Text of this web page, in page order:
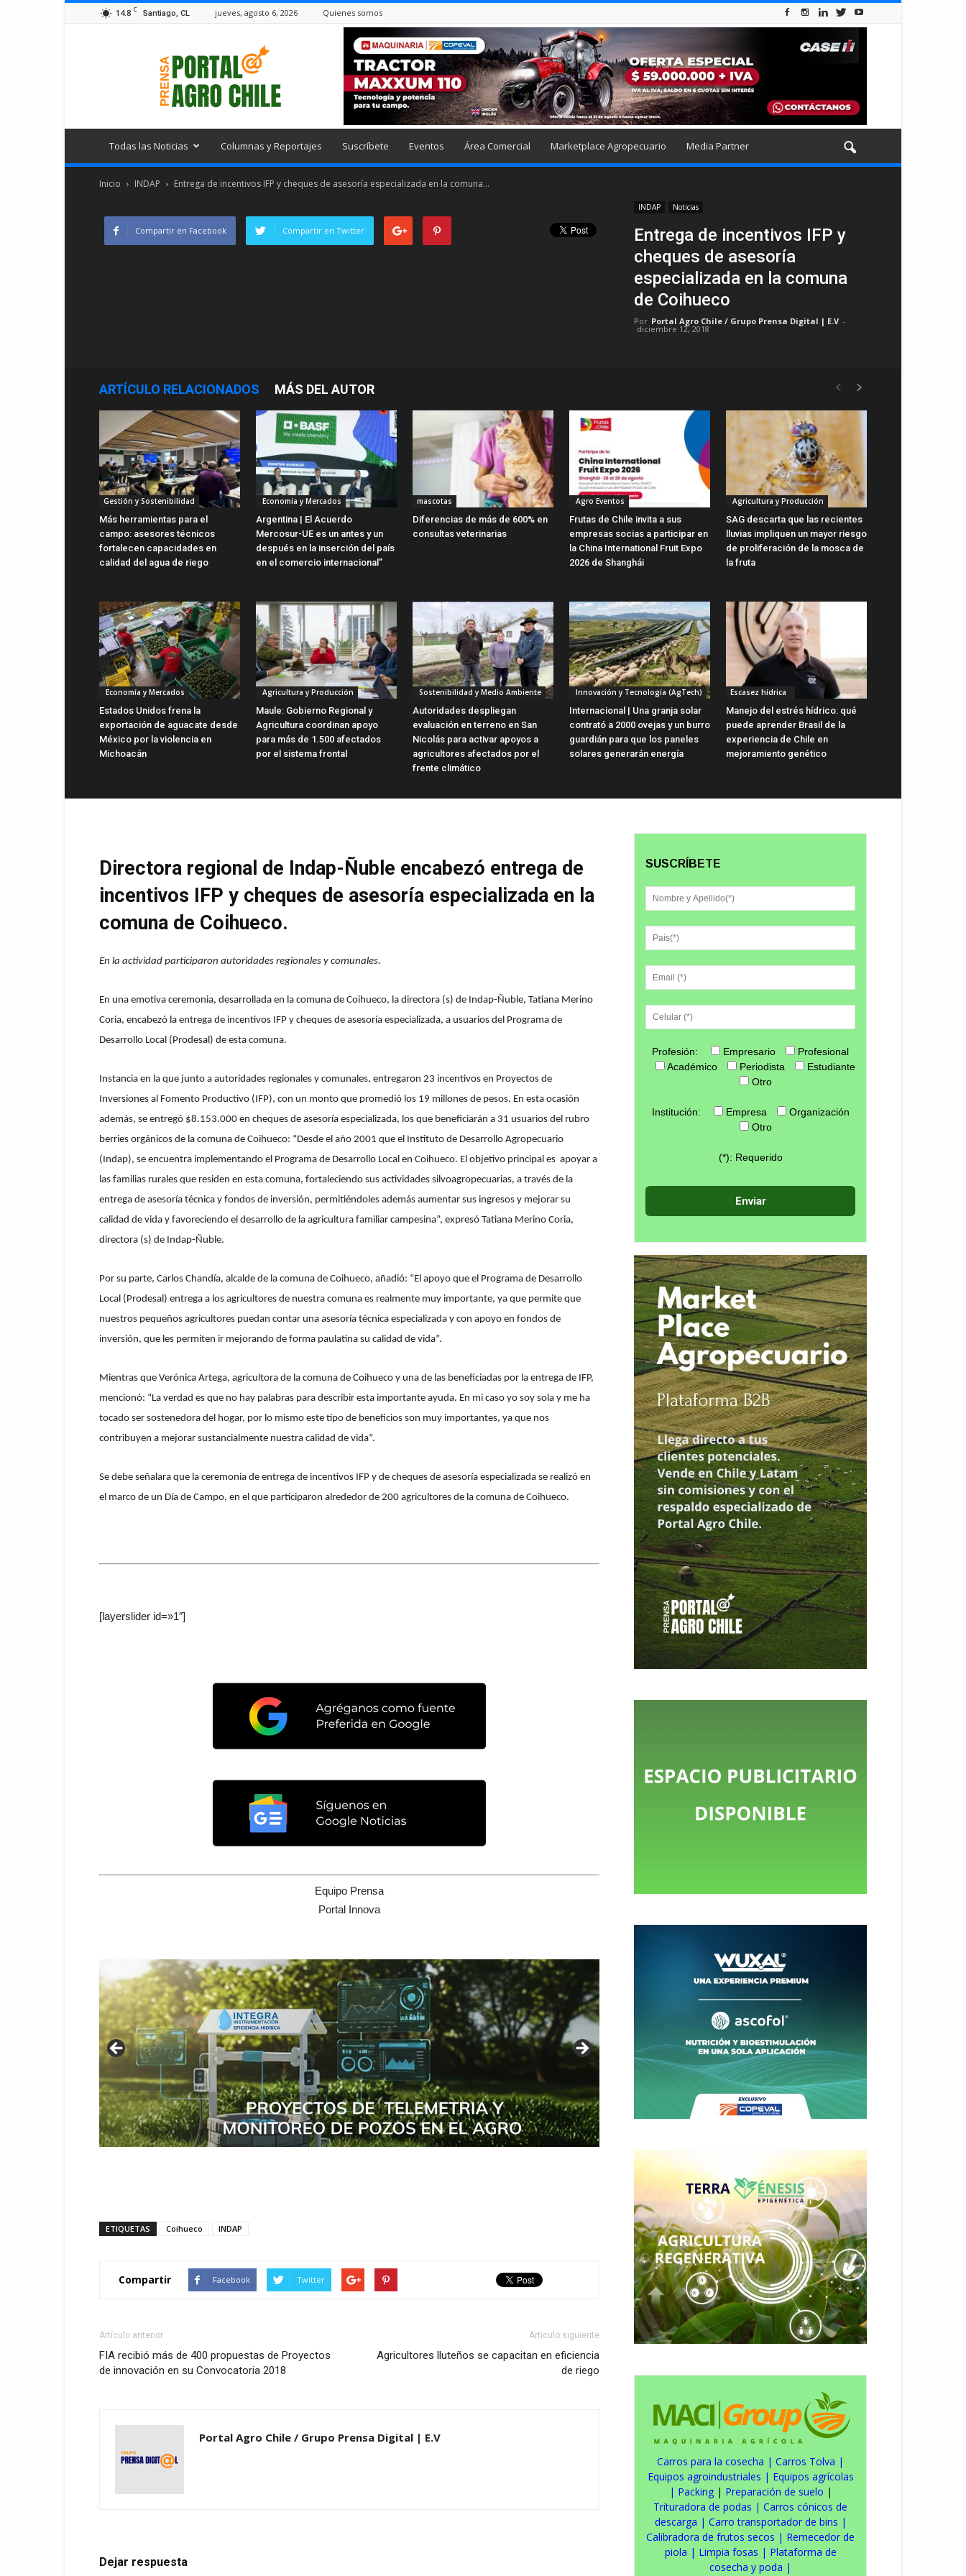
14.8 C Santiago, CL jueves, agosto 6, 2026 Quienes somos
Todas las Noticias Columnas y Reportajes Suscríbete Eventos Área Comercial Marketplace Agropecuario Media Partner
Inicio INDAP Entrega de incentivos IFP y cheques de asesoría especializada en la comuna...
INDAP Noticias
Entrega de incentivos IFP y
cheques de asesoría
especializada en la comuna
de Coihueco
Por Portal Agro Chile / Grupo Prensa Digital | E.V -
diciembre 12, 2018
Compartir en Facebook Compartir en Twitter
ARTÍCULO RELACIONADOS MÁS DEL AUTOR
Gestión y Sostenibilidad
Más herramientas para el
campo: asesores técnicos
fortalecen capacidades en
calidad del agua de riego
Economía y Mercados
Argentina | El Acuerdo
Mercosur-UE es un antes y un
después en la inserción del país
en el comercio internacional”
mascotas
Diferencias de más de 600% en
consultas veterinarias
Agro Eventos
Frutas de Chile invita a sus
empresas socias a participar en
la China International Fruit Expo
2026 de Shanghái
Agricultura y Producción
SAG descarta que las recientes
lluvias impliquen un mayor riesgo
de proliferación de la mosca de
la fruta
Economía y Mercados
Estados Unidos frena la
exportación de aguacate desde
México por la violencia en
Michoacán
Agricultura y Producción
Maule: Gobierno Regional y
Agricultura coordinan apoyo
para más de 1.500 afectados
por el sistema frontal
Sostenibilidad y Medio Ambiente
Autoridades despliegan
evaluación en terreno en San
Nicolás para activar apoyos a
agricultores afectados por el
frente climático
Innovación y Tecnología (AgTech)
Internacional | Una granja solar
contrató a 2000 ovejas y un burro
guardián para que los paneles
solares generarán energía
Escasez hídrica
Manejo del estrés hídrico: qué
puede aprender Brasil de la
experiencia de Chile en
mejoramiento genético
Directora regional de Indap-Ñuble encabezó entrega de
incentivos IFP y cheques de asesoría especializada en la
comuna de Coihueco.
En la actividad participaron autoridades regionales y comunales.
En una emotiva ceremonia, desarrollada en la comuna de Coihueco, la directora (s) de Indap-Ñuble, Tatiana Merino
Coria, encabezó la entrega de incentivos IFP y cheques de asesoría especializada, a usuarios del Programa de
Desarrollo Local (Prodesal) de esta comuna.
Instancia en la que junto a autoridades regionales y comunales, entregaron 23 incentivos en Proyectos de
Inversiones al Fomento Productivo (IFP), con un monto que promedió los 19 millones de pesos. En esta ocasión
además, se entregó $8.153.000 en cheques de asesoría especializada, los que beneficiarán a 31 usuarios del rubro
berries orgánicos de la comuna de Coihueco: “Desde el año 2001 que el Instituto de Desarrollo Agropecuario
(Indap), se encuentra implementando el Programa de Desarrollo Local en Coihueco. El objetivo principal es apoyar a
las familias rurales que residen en esta comuna, fortaleciendo sus actividades silvoagropecuarias, a través de la
entrega de asesoría técnica y fondos de inversión, permitiéndoles además aumentar sus ingresos y mejorar su
calidad de vida y favoreciendo el desarrollo de la agricultura familiar campesina”, expresó Tatiana Merino Coria,
directora (s) de Indap-Ñuble.
Por su parte, Carlos Chandía, alcalde de la comuna de Coihueco, añadió: “El apoyo que el Programa de Desarrollo
Local (Prodesal) entrega a los agricultores de nuestra comuna es realmente muy importante, ya que permite que
nuestros pequeños agricultores puedan contar una asesoría técnica especializada y con apoyo en fondos de
inversión, que les permiten ir mejorando de forma paulatina su calidad de vida”.
Mientras que Verónica Artega, agricultora de la comuna de Coihueco y una de las beneficiadas por la entrega de IFP,
mencionó: “La verdad es que no hay palabras para describir esta importante ayuda. En mi caso yo soy sola y me ha
tocado ser sostenedora del hogar, por lo mismo este tipo de beneficios son muy importantes, ya que nos
contribuyen a mejorar sustancialmente nuestra calidad de vida”.
Se debe señalara que la ceremonia de entrega de incentivos IFP y de cheques de asesoría especializada se realizó en
el marco de un Día de Campo, en el que participaron alrededor de 200 agricultores de la comuna de Coihueco.
[layerslider id=»1″]
Equipo Prensa
Portal Innova
ETIQUETAS Coihueco INDAP
Compartir Facebook Twitter
Artículo anterior
FIA recibió más de 400 propuestas de Proyectos
de innovación en su Convocatoria 2018
Artículo siguiente
Agricultores lluteños se capacitan en eficiencia
de riego
Portal Agro Chile / Grupo Prensa Digital | E.V
Dejar respuesta
SUSCRÍBETE
Profesión: Empresario
Profesional
Académico
Periodista
Estudiante
Otro
Institución: Empresa
Organización
Otro
(*): Requerido
Carros para la cosecha | Carros Tolva |
Equipos agroindustriales | Equipos agrícolas
| Packing| Preparación de suelo |
Trituradora de podas | Carros cónicos de
descarga | Carro transportador de bins |
Calibradora de frutos secos | Remecedor de
piola | Limpia fosas | Plataforma de
cosecha y poda |